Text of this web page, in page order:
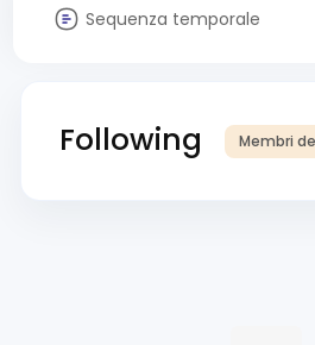
Sequenza temporale
Following Membri